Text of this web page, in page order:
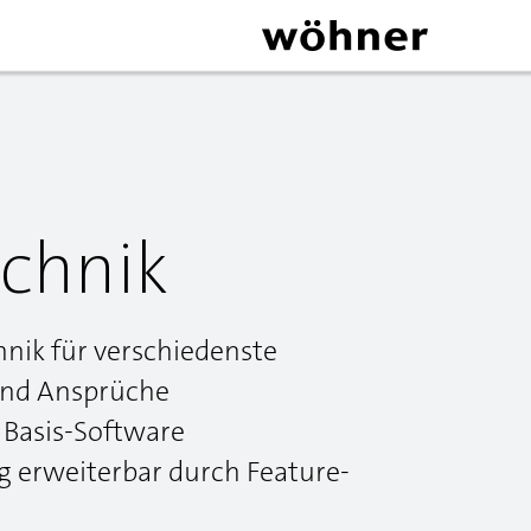
für verschiedenste
Ansprüche
Software
erweiterbar durch Feature-